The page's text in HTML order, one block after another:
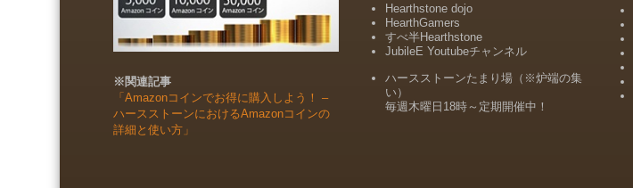
※関連記事
「Amazonコインでお得に購入しよう！ –
ハースストーンにおけるAmazonコインの
詳細と使い方」
Hearthstone dojo
HearthGamers
すべ半Hearthstone
JubileE Youtubeチャンネル
ハースストーンたまり場（※炉端の集
い）
毎週木曜日18時～定期開催中！